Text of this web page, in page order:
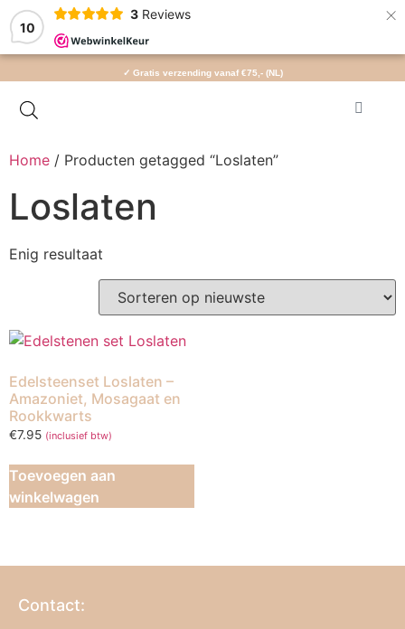
10
3 Reviews ×
✓ Gratis verzending vanaf €75,- (NL)
Home / Producten getagged “Loslaten”
Loslaten
Enig resultaat
Edelsteenset Loslaten –
Amazoniet, Mosagaat en
Rookkwarts
€7.95 (inclusief btw)
Toevoegen aan
winkelwagen
Contact: